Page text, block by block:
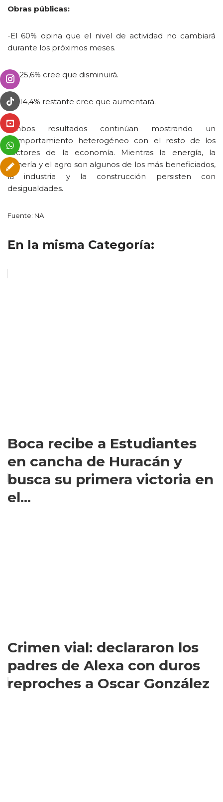
Obras públicas:
-El 60% opina que el nivel de actividad no cambiará
durante los próximos meses.
-El 25,6% cree que disminuirá.
-El 14,4% restante cree que aumentará.
Ambos resultados continúan mostrando un
comportamiento heterogéneo con el resto de los
sectores de la economía. Mientras la energía, la
minería y el agro son algunos de los más beneficiados,
la industria y la construcción persisten con
desigualdades.
Fuente: NA
En la misma Categoría:
Boca recibe a Estudiantes
en cancha de Huracán y
busca su primera victoria en
el...
Crimen vial: declararon los
padres de Alexa con duros
reproches a Oscar González